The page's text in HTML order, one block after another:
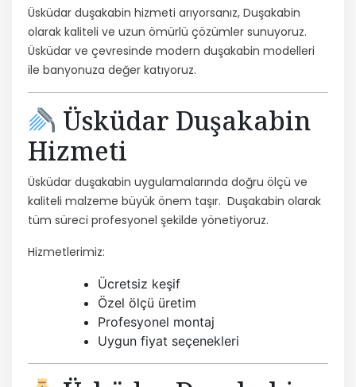
Üsküdar duşakabin hizmeti arıyorsanız, Duşakabin
olarak kaliteli ve uzun ömürlü çözümler sunuyoruz.
Üsküdar ve çevresinde modern duşakabin modelleri
ile banyonuza değer katıyoruz.
Üsküdar Duşakabin
Hizmeti
Üsküdar duşakabin uygulamalarında doğru ölçü ve
kaliteli malzeme büyük önem taşır. Duşakabin olarak
tüm süreci profesyonel şekilde yönetiyoruz.
Hizmetlerimiz:
Ücretsiz keşif
Özel ölçü üretim
Profesyonel montaj
Uygun fiyat seçenekleri